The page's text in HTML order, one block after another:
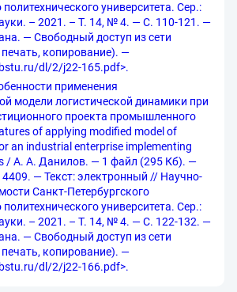
политехнического университета. Сер.:
– 2021. – Т. 14, № 4. — С. 110-121. —
— Свободный доступ из сети
печать, копирование). —
dl/2/j22-165.pdf>.
применения
модели логистической динамики при
проекта промышленного
of applying modified model of
an industrial enterprise implementing
/ А. А. Данилов. — 1 файл (295 Кб). —
— Текст: электронный // Научно-
Санкт-Петербургского
политехнического университета. Сер.:
– 2021. – Т. 14, № 4. — С. 122-132. —
— Свободный доступ из сети
печать, копирование). —
dl/2/j22-166.pdf>.